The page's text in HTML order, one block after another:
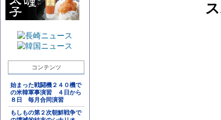
コンテンツ
始まった戦闘機２４０機で
の米韓軍事演習 ４日から
８日 毎月合同演習
もしもの第２次朝鮮戦争で